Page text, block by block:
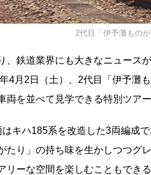
2代目「伊予灘もの
、鉄道業界にも大きなニュース
4月2日（土）、2代目「伊予灘
両を並べて見学できる特別ツア
はキハ185系を改造した3両編成
たり」の持ち味を生かしつつグ
リーな空間を楽しむこともできる